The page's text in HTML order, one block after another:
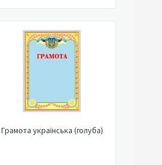
Грамота українська (голуба)